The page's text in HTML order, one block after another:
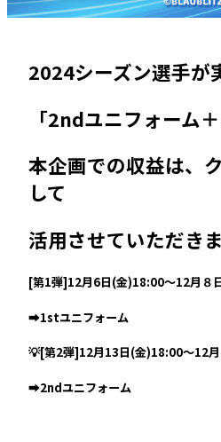
2024シーズン選手が
「2ndユニフォーム
本企画での収益は、
して
活用させていただきま
[第1弾]12月6日(金)18:00～12月８
➡1stユニフォーム
💡[第2弾]12月13日(金)18:00～12
➡2ndユニフォーム